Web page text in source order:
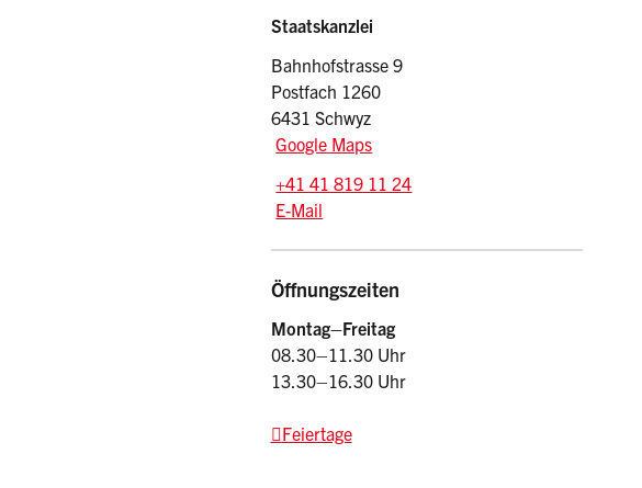
Sidebar
Adresse
Staatskanzlei
Bahnhofstrasse 9
Postfach 1260
6431 Schwyz
Google Maps
Tel.:
+41 41 819 11 24
E-Mail: srsz
E-Mail
Öffnungszeiten
Montag–Freitag
08.30–11.30 Uhr
13.30–16.30 Uhr
Feiertage